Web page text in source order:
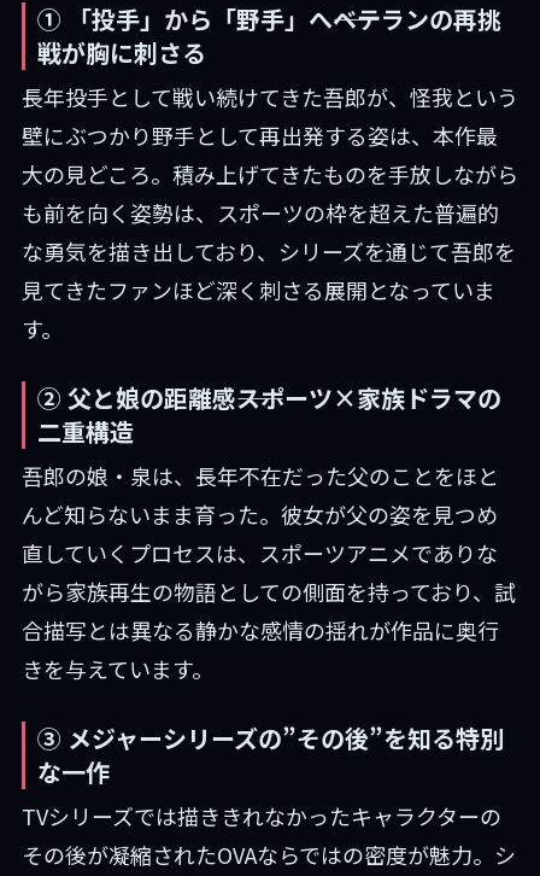
① 「投手」から「野手」へ――ベテランの再挑
戦が胸に刺さる
長年投手として戦い続けてきた吾郎が、怪我という
壁にぶつかり野手として再出発する姿は、本作最
大の見どころ。積み上げてきたものを手放しながら
も前を向く姿勢は、スポーツの枠を超えた普遍的
な勇気を描き出しており、シリーズを通じて吾郎を
見てきたファンほど深く刺さる展開となっていま
す。
② 父と娘の距離感――スポーツ×家族ドラマの
二重構造
吾郎の娘・泉は、長年不在だった父のことをほと
んど知らないまま育った。彼女が父の姿を見つめ
直していくプロセスは、スポーツアニメでありな
がら家族再生の物語としての側面を持っており、試
合描写とは異なる静かな感情の揺れが作品に奥行
きを与えています。
③ メジャーシリーズの”その後”を知る特別
な一作
TVシリーズでは描ききれなかったキャラクターの
その後が凝縮されたOVAならではの密度が魅力。シ